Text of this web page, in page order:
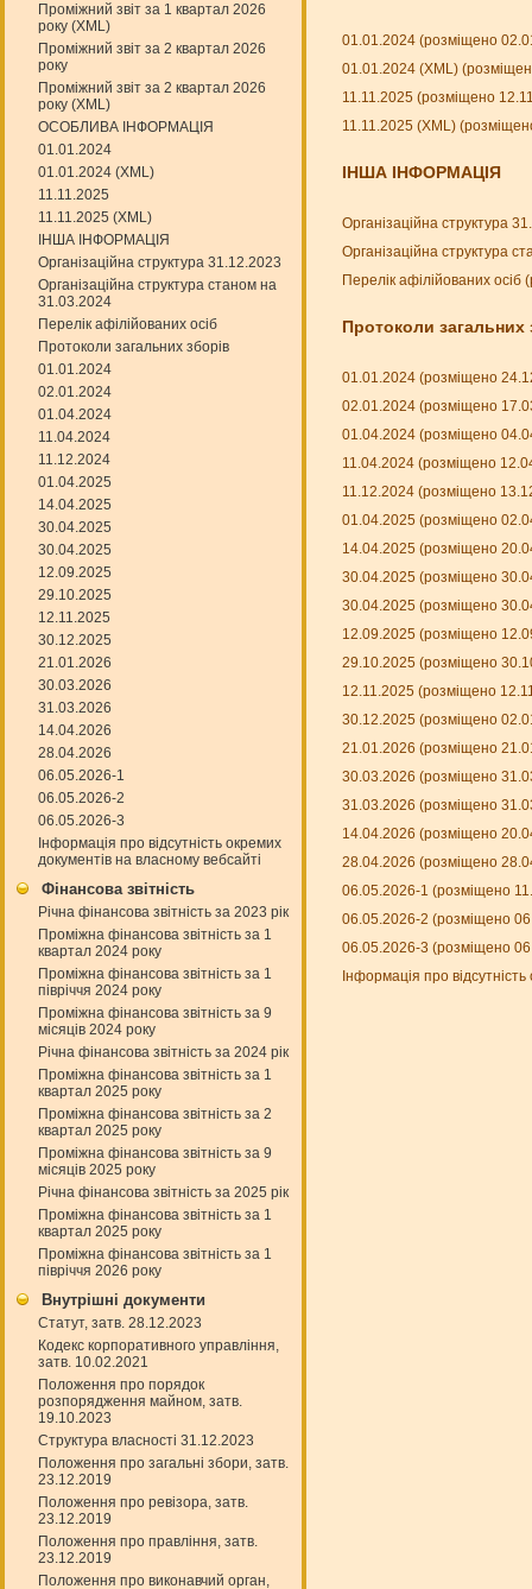
Проміжний звіт за 1 квартал 2026
року (XML)
Проміжний звіт за 2 квартал 2026
року
Проміжний звіт за 2 квартал 2026
року (XML)
ОСОБЛИВА ІНФОРМАЦІЯ
01.01.2024
01.01.2024 (XML)
11.11.2025
11.11.2025 (XML)
ІНША ІНФОРМАЦІЯ
Організаційна структура 31.12.2023
Організаційна структура станом на
31.03.2024
Перелік афілійованих осіб
Протоколи загальних зборів
01.01.2024
02.01.2024
01.04.2024
11.04.2024
11.12.2024
01.04.2025
14.04.2025
30.04.2025
30.04.2025
12.09.2025
29.10.2025
12.11.2025
30.12.2025
21.01.2026
30.03.2026
31.03.2026
14.04.2026
28.04.2026
06.05.2026-1
06.05.2026-2
06.05.2026-3
Інформація про відсутність окремих
документів на власному вебсайті
Фінансова звітність
Річна фінансова звітність за 2023 рік
Проміжна фінансова звітність за 1
квартал 2024 року
Проміжна фінансова звітність за 1
півріччя 2024 року
Проміжна фінансова звітність за 9
місяців 2024 року
Річна фінансова звітність за 2024 рік
Проміжна фінансова звітність за 1
квартал 2025 року
Проміжна фінансова звітність за 2
квартал 2025 року
Проміжна фінансова звітність за 9
місяців 2025 року
Річна фінансова звітність за 2025 рік
Проміжна фінансова звітність за 1
квартал 2025 року
Проміжна фінансова звітність за 1
півріччя 2026 року
Внутрішні документи
Статут, затв. 28.12.2023
Кодекс корпоративного управління,
затв. 10.02.2021
Положення про порядок
розпорядження майном, затв.
19.10.2023
Структура власності 31.12.2023
Положення про загальні збори, затв.
23.12.2019
Положення про ревізора, затв.
23.12.2019
Положення про правління, затв.
23.12.2019
Положення про виконавчий орган,
01.01.2024 (розміщено
01.01.2024 (XML)
11.11.2025 (розміщено
11.11.2025 (XML)
ІНША ІНФОРМАЦІЯ
Організаційна структура
Організаційна структура
Перелік афілійованих
Протоколи загальних
01.01.2024 (розміщено
02.01.2024 (розміщено
01.04.2024 (розміщено
11.04.2024 (розміщено
11.12.2024 (розміщено
01.04.2025 (розміщено
14.04.2025 (розміщено
30.04.2025 (розміщено
30.04.2025 (розміщено
12.09.2025 (розміщено
29.10.2025 (розміщено
12.11.2025 (розміщено
30.12.2025 (розміщено
21.01.2026 (розміщено
30.03.2026 (розміщено
31.03.2026 (розміщено
14.04.2026 (розміщено
28.04.2026 (розміщено
06.05.2026-1 (розміщено
06.05.2026-2 (розміщено
06.05.2026-3 (розміщено
Інформація про